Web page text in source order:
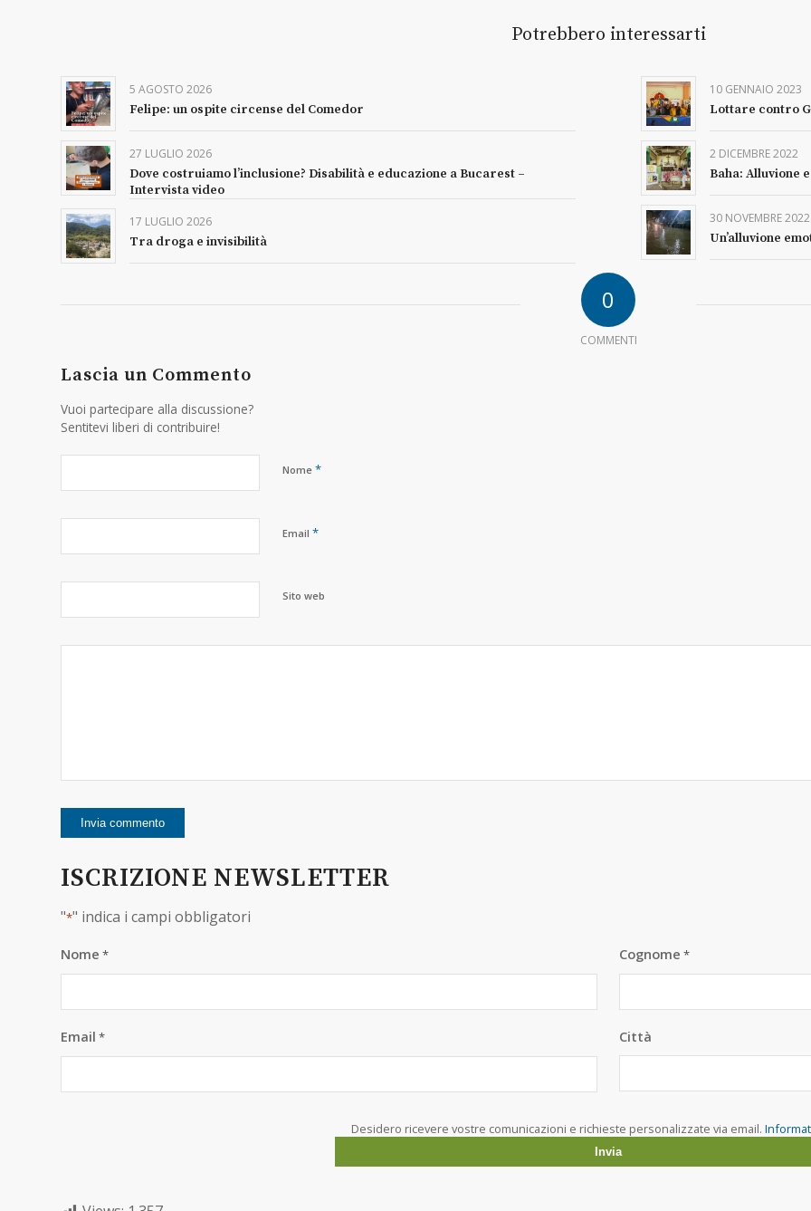
Potrebbero interessarti
5 AGOSTO 2026
Felipe: un ospite circense del Comedor
27 LUGLIO 2026
Dove costruiamo l’inclusione? Disabilità e educazione a Bucarest –
Intervista video
17 LUGLIO 2026
Tra droga e invisibilità
10 GENNAIO 2023
Lottare contro
2 DICEMBRE 2022
Baha: Alluvione
30 NOVEMBRE 2022
Un’alluvione
0
COMMENTI
Lascia un Commento
Vuoi partecipare alla discussione?
Sentitevi liberi di contribuire!
Nome *
Email *
Sito web
ISCRIZIONE NEWSLETTER
"*" indica i campi obbligatori
Nome * Cognome *
Email * Città
Desidero ricevere vostre comunicazioni e richieste personalizzate via email.